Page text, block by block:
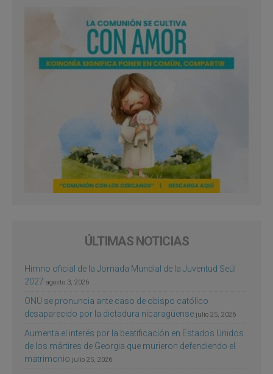
ÚLTIMAS NOTICIAS
Himno oficial de la Jornada Mundial de la Juventud Seúl
2027 agosto 3, 2026
ONU se pronuncia ante caso de obispo católico
desaparecido por la dictadura nicaragüense julio 25, 2026
Aumenta el interés por la beatificación en Estados Unidos
de los mártires de Georgia que murieron defendiendo el
matrimonio julio 25, 2026